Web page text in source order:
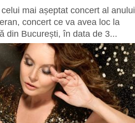
mai așeptat concert al anului
concert ce va avea loc la
din București, în data de 3...